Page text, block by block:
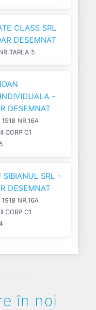
CLASS SRL
DESEMNAT
5
-
DESEMNAT
1918 NR.16A
CORP C1
SRL -
DESEMNAT
1918 NR.16A
CORP C1
în noi